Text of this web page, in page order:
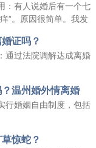
：有人说婚后有一个七
”。原因很简单。我发
的稍微差一点。
证吗？
通过法院调解达成离婚
温州婚外情离婚
行婚姻自由制度，包括
惊蛇？